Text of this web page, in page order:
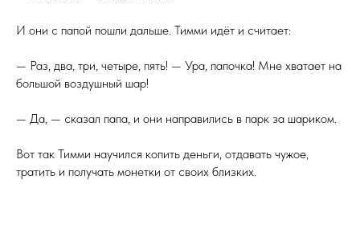
И они с папой пошли дальше. Тимми идёт и считает:
— Раз, два, три, четыре, пять! — Ура, папочка! Мне хватает на
большой воздушный шар!
— Да, — сказал папа, и они направились в парк за шариком.
Вот так Тимми научился копить деньги, отдавать чужое,
тратить и получать монетки от своих близких.